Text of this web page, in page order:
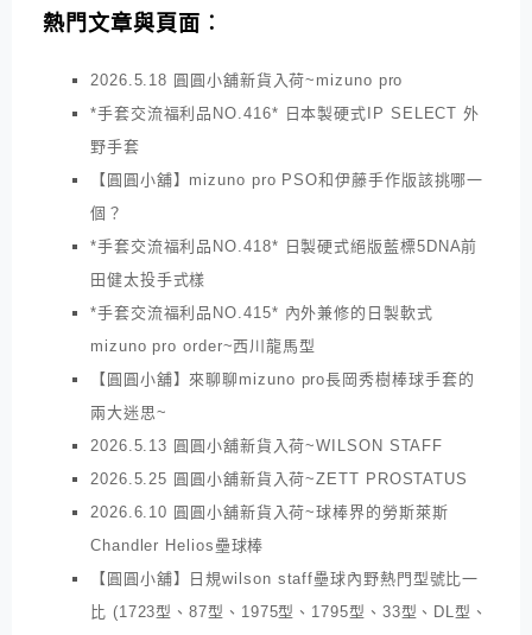
熱門文章與頁面︰
2026.5.18 圓圓小舖新貨入荷~mizuno pro
*手套交流福利品NO.416* 日本製硬式IP SELECT 外
野手套
【圓圓小舖】mizuno pro PSO和伊藤手作版該挑哪一
個？
*手套交流福利品NO.418* 日製硬式絕版藍標5DNA前
田健太投手式樣
*手套交流福利品NO.415* 內外兼修的日製軟式
mizuno pro order~西川龍馬型
【圓圓小舖】來聊聊mizuno pro長岡秀樹棒球手套的
兩大迷思~
2026.5.13 圓圓小舖新貨入荷~WILSON STAFF
2026.5.25 圓圓小舖新貨入荷~ZETT PROSTATUS
2026.6.10 圓圓小舖新貨入荷~球棒界的勞斯萊斯
Chandler Helios壘球棒
【圓圓小舖】日規wilson staff壘球內野熱門型號比一
比 (1723型、87型、1975型、1795型、33型、DL型、